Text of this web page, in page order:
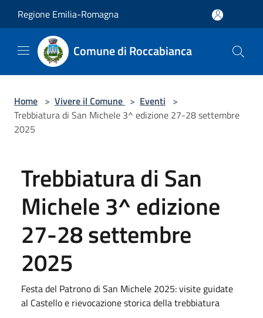
Regione Emilia-Romagna
Comune di Roccabianca
Home > Vivere il Comune > Eventi >
Trebbiatura di San Michele 3^ edizione 27-28 settembre
2025
Trebbiatura di San
Michele 3^ edizione
27-28 settembre
2025
Festa del Patrono di San Michele 2025: visite guidate
al Castello e rievocazione storica della trebbiatura